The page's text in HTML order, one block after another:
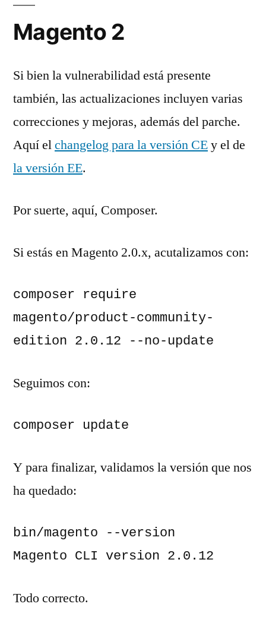
Magento 2
Si bien la vulnerabilidad está presente
también, las actualizaciones incluyen varias
correcciones y mejoras, además del parche.
Aquí elchangelog para la versión CEy el de
la versión EE.
Por suerte, aquí, Composer.
Si estás en Magento 2.0.x, acutalizamos con:
composer require
magento/product-community-
edition 2.0.12 --no-update
Seguimos con:
composer update
Y para finalizar, validamos la versión que nos
ha quedado:
bin/magento --version
Magento CLI version 2.0.12
Todo correcto.